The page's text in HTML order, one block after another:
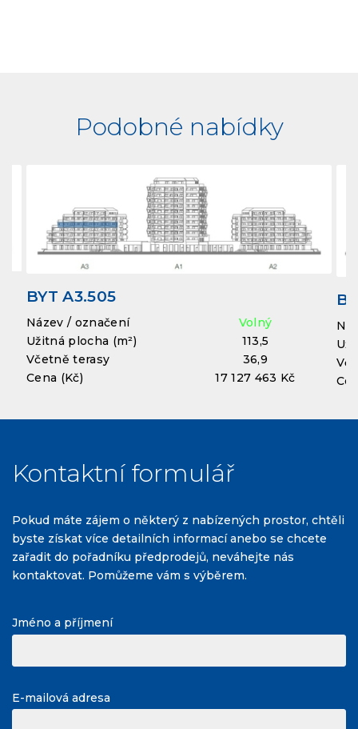
Podobné nabídky
BYT A3.505
Název / označení
Volný
Užitná plocha (m²)
113,5
Včetně terasy
36,9
Cena (Kč)
17 127 463 Kč
Kontaktní formulář
Pokud máte zájem o některý z nabízených prostor, chtěli
byste získat více detailních informací anebo se chcete
zařadit do pořadníku předprodejů, neváhejte nás
kontaktovat. Pomůžeme vám s výběrem.
Jméno a příjmení
E-mailová adresa